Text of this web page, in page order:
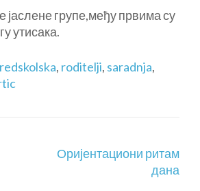
јаслене групе,међу првима су
утисака.
, roditelji, saradnja,
Оријентациони ритам
дана